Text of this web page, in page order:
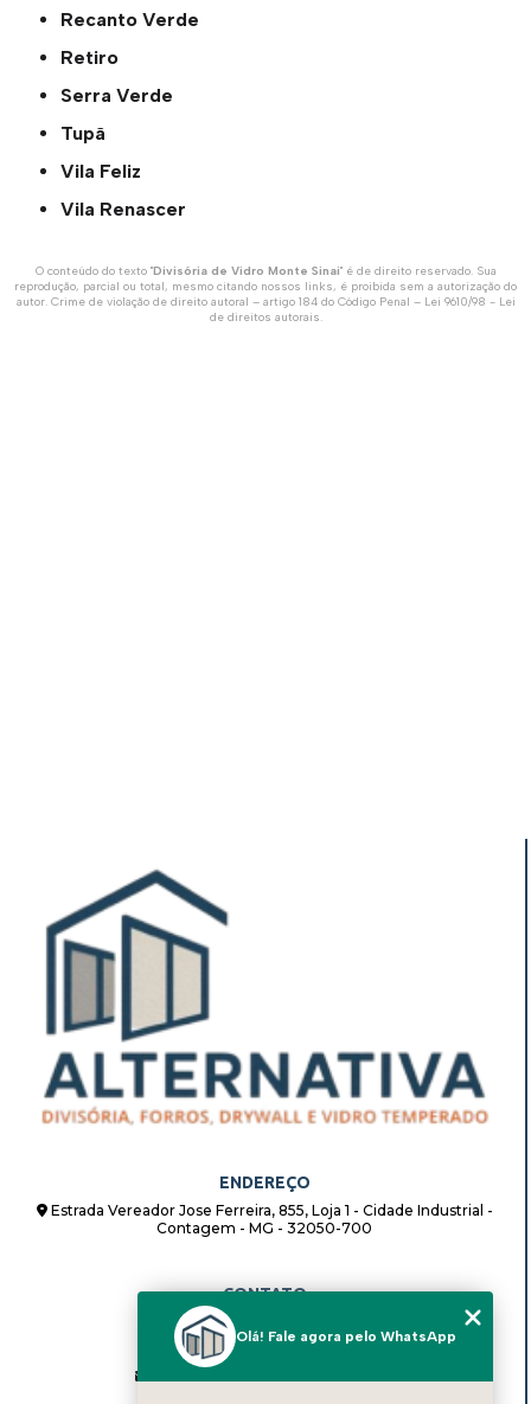
Recanto Verde
Retiro
Serra Verde
Tupã
Vila Feliz
Vila Renascer
O conteúdo do texto "Divisória de Vidro Monte Sinai" é de direito reservado. Sua
reprodução, parcial ou total, mesmo citando nossos links, é proibida sem a autorização do
autor. Crime de violação de direito autoral – artigo 184 do Código Penal – Lei 9610/98 - Lei
de direitos autorais
ENDEREÇO
Estrada Vereador Jose Ferreira, 855, Loja 1 - Cidade Industrial -
Contagem - MG - 32050-700
CONTATO
(31) 98862-8408
(31) 98862-8408
Olá! Fale agora pelo WhatsApp